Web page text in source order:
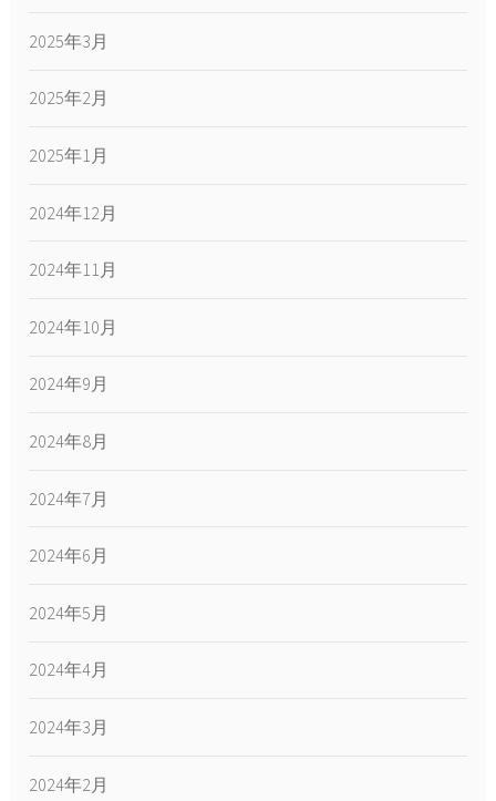
2025年3月
2025年2月
2025年1月
2024年12月
2024年11月
2024年10月
2024年9月
2024年8月
2024年7月
2024年6月
2024年5月
2024年4月
2024年3月
2024年2月